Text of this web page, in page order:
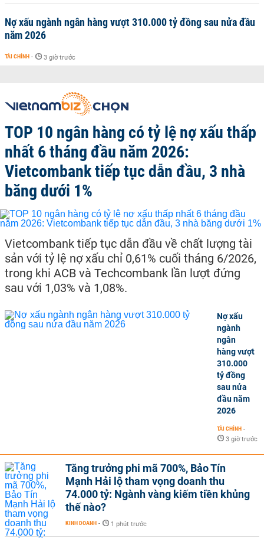
Nợ xấu ngành ngân hàng vượt 310.000 tỷ đồng sau nửa đầu
năm 2026
TÀI CHÍNH - 3 giờ trước
TOP 10 ngân hàng có tỷ lệ nợ xấu thấp
nhất 6 tháng đầu năm 2026:
Vietcombank tiếp tục dẫn đầu, 3 nhà
băng dưới 1%
Vietcombank tiếp tục dẫn đầu về chất lượng tài
sản với tỷ lệ nợ xấu chỉ 0,61% cuối tháng 6/2026,
trong khi ACB và Techcombank lần lượt đứng
sau với 1,03% và 1,08%.
Nợ xấu
ngành
ngân
hàng vượt
310.000
tỷ đồng
sau nửa
đầu năm
2026
TÀI CHÍNH -
3 giờ trước
Tăng trưởng phi mã 700%, Bảo Tín
Mạnh Hải lộ tham vọng doanh thu
74.000 tỷ: Ngành vàng kiếm tiền khủng
thế nào?
KINH DOANH - 1 phút trước